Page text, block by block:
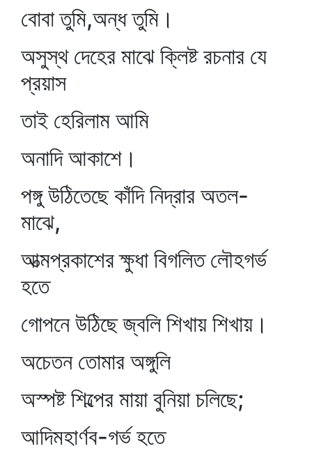
বোবা তুমি,অন্ধ তুমি।
অসুস্থ দেহের মাঝে ক্লিষ্ট রচনার যে
প্রয়াস
তাই হেরিলাম আমি
অনাদি আকাশে।
পঙ্গু উঠিতেছে কাঁদি নিদ্রার অতল-
মাঝে,
আত্মপ্রকাশের ক্ষুধা বিগলিত লৌহগর্ভ
হতে
গোপনে উঠিছে জ্বলি শিখায় শিখায়।
অচেতন তোমার অঙ্গুলি
অস্পষ্ট শিল্পের মায়া বুনিয়া চলিছে;
আদিমহার্ণব-গর্ভ হতে